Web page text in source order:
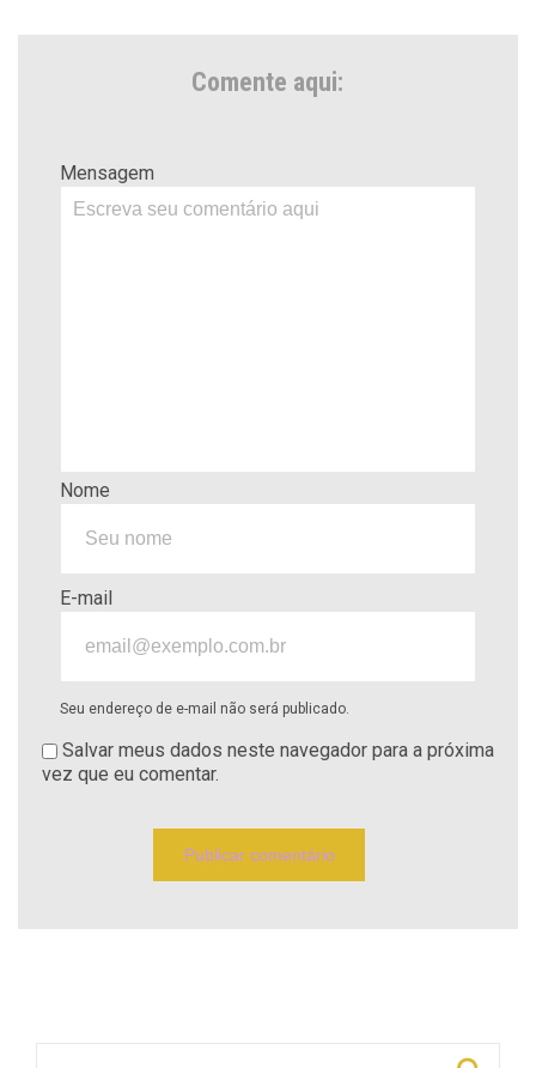
Comente aqui:
Mensagem
Nome
E-mail
Seu endereço de e-mail não será publicado.
Salvar meus dados neste navegador para a próxima
vez que eu comentar.